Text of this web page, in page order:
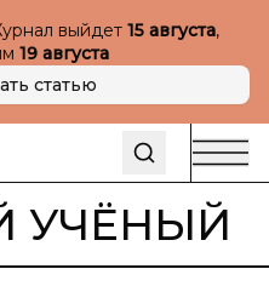
выйдет 15 августа,
19 августа
статью
УЧЁНЫЙ